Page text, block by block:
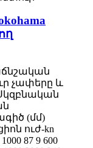
չափերը և
(մմ)
ուժ-kn
87 9 600